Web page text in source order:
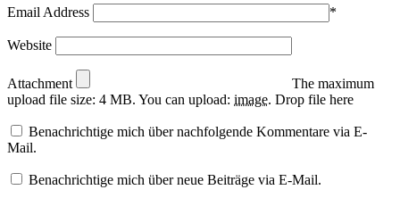
Email Address *
Website
Attachment
The maximum
upload file size: 4 MB. You can upload: image. Drop file here
Benachrichtige mich über nachfolgende Kommentare via E-
Mail.
Benachrichtige mich über neue Beiträge via E-Mail.